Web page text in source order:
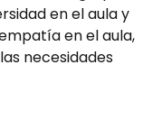
en el aula y
en el aula,
necesidades